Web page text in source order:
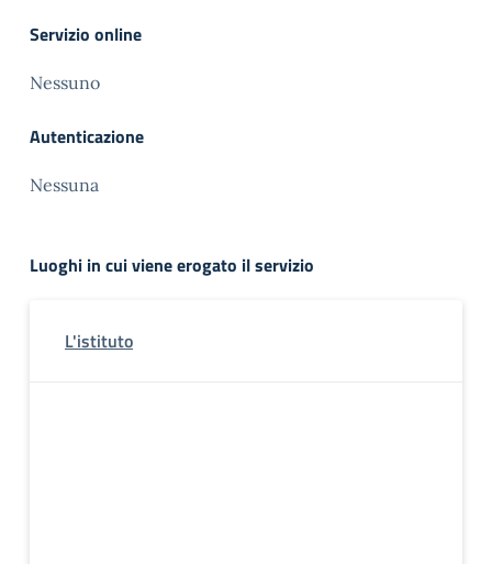
Servizio online
Nessuno
Autenticazione
Nessuna
Luoghi in cui viene erogato il servizio
L'istituto